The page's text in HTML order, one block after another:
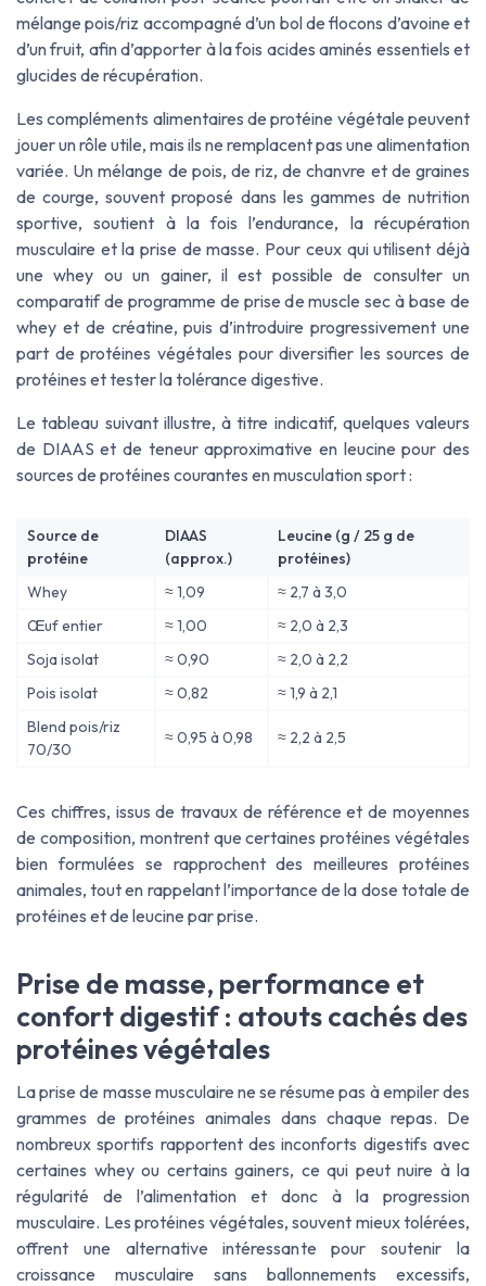
mélange pois/riz accompagné d’un bol de flocons d’avoine et
d’un fruit, afin d’apporter à la fois acides aminés essentiels et
glucides de récupération.
Les compléments alimentaires de protéine végétale peuvent
jouer un rôle utile, mais ils ne remplacent pas une alimentation
variée. Un mélange de pois, de riz, de chanvre et de graines
de courge, souvent proposé dans les gammes de nutrition
sportive, soutient à la fois l’endurance, la récupération
musculaire et la prise de masse. Pour ceux qui utilisent déjà
une whey ou un gainer, il est possible de consulter un
comparatif de programme de prise de muscle sec à base de
whey et de créatine, puis d’introduire progressivement une
part de protéines végétales pour diversifier les sources de
protéines et tester la tolérance digestive.
Le tableau suivant illustre, à titre indicatif, quelques valeurs
de DIAAS et de teneur approximative en leucine pour des
sources de protéines courantes en musculation sport :
Source de
protéine
DIAAS
(approx.)
Leucine (g / 25 g de
protéines)
Whey
≈ 1,09
≈ 2,7 à 3,0
Œuf entier
≈ 1,00
≈ 2,0 à 2,3
Soja isolat
≈ 0,90
≈ 2,0 à 2,2
Pois isolat
≈ 0,82
≈ 1,9 à 2,1
Blend pois/riz
70/30
≈ 0,95 à 0,98 ≈ 2,2 à 2,5
Ces chiffres, issus de travaux de référence et de moyennes
de composition, montrent que certaines protéines végétales
bien formulées se rapprochent des meilleures protéines
animales, tout en rappelant l’importance de la dose totale de
protéines et de leucine par prise.
Prise de masse, performance et
confort digestif : atouts cachés des
protéines végétales
La prise de masse musculaire ne se résume pas à empiler des
grammes de protéines animales dans chaque repas. De
nombreux sportifs rapportent des inconforts digestifs avec
certaines whey ou certains gainers, ce qui peut nuire à la
régularité de l’alimentation et donc à la progression
musculaire. Les protéines végétales, souvent mieux tolérées,
offrent une alternative intéressante pour soutenir la
croissance musculaire sans ballonnements excessifs,